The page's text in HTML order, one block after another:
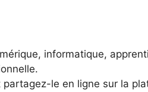
informatique,
le en ligne sur la